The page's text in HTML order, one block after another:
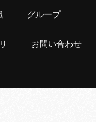
グループ
お問い合わせ